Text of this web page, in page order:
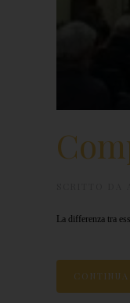
La differenza tra